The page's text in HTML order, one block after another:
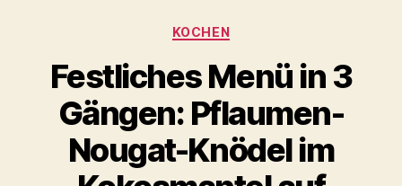
Kategorien
KOCHEN
Festliches Menü in 3
Gängen: Pflaumen-
Nougat-Knödel im